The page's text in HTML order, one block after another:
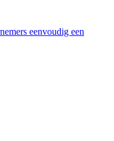
eenvoudig een